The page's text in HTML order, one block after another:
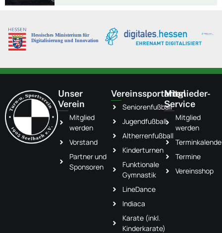
Unser
Verein
Mitglied
werden
Vorstand
Partner und
Sponsoren
Vereinssportarten
Seniorenfußball
Jugendfußball
Altherrenfußball
Kinderturnen
Funktionale
Gymnastik
LineDance
Indiaca
Karate (inkl.
Kinderkarate)
Mitglieder-
Service
Mitglied
werden
Termine
Vereinsshop